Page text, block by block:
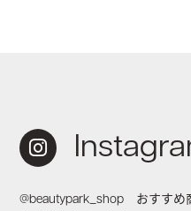
@beautypark_shop おすすめ